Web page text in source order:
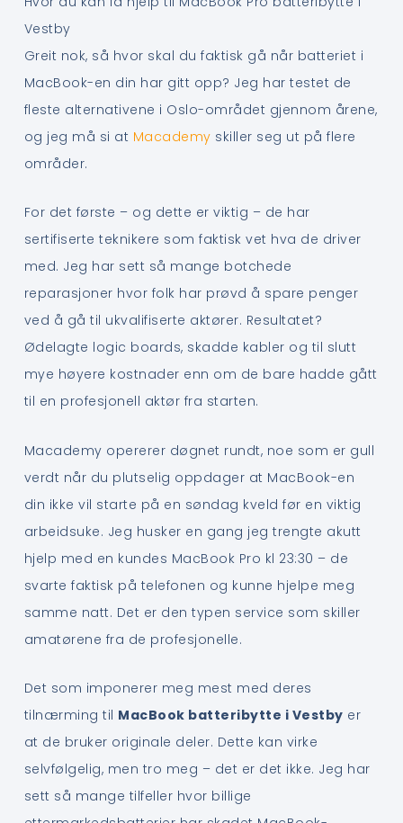
Vestby
Greit nok, så hvor skal du faktisk gå når batteriet i
MacBook-en din har gitt opp? Jeg har testet de
fleste alternativene i Oslo-området gjennom årene,
og jeg må si at Macademy skiller seg ut på flere
områder.
For det første – og dette er viktig – de har
sertifiserte teknikere som faktisk vet hva de driver
med. Jeg har sett så mange botchede
reparasjoner hvor folk har prøvd å spare penger
ved å gå til ukvalifiserte aktører. Resultatet?
Ødelagte logic boards, skadde kabler og til slutt
mye høyere kostnader enn om de bare hadde gått
til en profesjonell aktør fra starten.
Macademy opererer døgnet rundt, noe som er gull
verdt når du plutselig oppdager at MacBook-en
din ikke vil starte på en søndag kveld før en viktig
arbeidsuke. Jeg husker en gang jeg trengte akutt
hjelp med en kundes MacBook Pro kl 23:30 – de
svarte faktisk på telefonen og kunne hjelpe meg
samme natt. Det er den typen service som skiller
amatørene fra de profesjonelle.
Det som imponerer meg mest med deres
tilnærming til MacBook batteribytte i Vestby er
at de bruker originale deler. Dette kan virke
selvfølgelig, men tro meg – det er det ikke. Jeg har
sett så mange tilfeller hvor billige